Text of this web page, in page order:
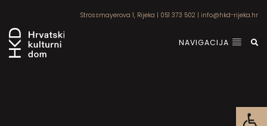
Strossmayerova 1, Rijeka | 051 373 502 | info@hkd-rijeka.hr
NAVIGACIJA